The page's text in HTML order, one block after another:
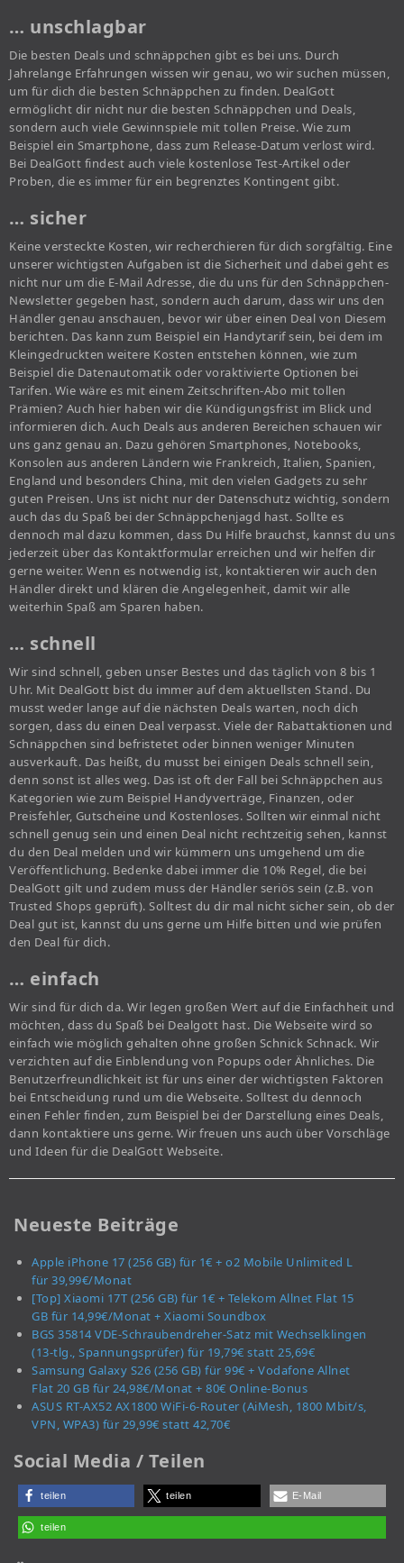
… unschlagbar
Die besten Deals und schnäppchen gibt es bei uns. Durch
Jahrelange Erfahrungen wissen wir genau, wo wir suchen müssen,
um für dich die besten Schnäppchen zu finden. DealGott
ermöglicht dir nicht nur die besten Schnäppchen und Deals,
sondern auch viele Gewinnspiele mit tollen Preise. Wie zum
Beispiel ein Smartphone, dass zum Release-Datum verlost wird.
Bei DealGott findest auch viele kostenlose Test-Artikel oder
Proben, die es immer für ein begrenztes Kontingent gibt.
… sicher
Keine versteckte Kosten, wir recherchieren für dich sorgfältig. Eine
unserer wichtigsten Aufgaben ist die Sicherheit und dabei geht es
nicht nur um die E-Mail Adresse, die du uns für den Schnäppchen-
Newsletter gegeben hast, sondern auch darum, dass wir uns den
Händler genau anschauen, bevor wir über einen Deal von Diesem
berichten. Das kann zum Beispiel ein Handytarif sein, bei dem im
Kleingedruckten weitere Kosten entstehen können, wie zum
Beispiel die Datenautomatik oder voraktivierte Optionen bei
Tarifen. Wie wäre es mit einem Zeitschriften-Abo mit tollen
Prämien? Auch hier haben wir die Kündigungsfrist im Blick und
informieren dich. Auch Deals aus anderen Bereichen schauen wir
uns ganz genau an. Dazu gehören Smartphones, Notebooks,
Konsolen aus anderen Ländern wie Frankreich, Italien, Spanien,
England und besonders China, mit den vielen Gadgets zu sehr
guten Preisen. Uns ist nicht nur der Datenschutz wichtig, sondern
auch das du Spaß bei der Schnäppchenjagd hast. Sollte es
dennoch mal dazu kommen, dass Du Hilfe brauchst, kannst du uns
jederzeit über das Kontaktformular erreichen und wir helfen dir
gerne weiter. Wenn es notwendig ist, kontaktieren wir auch den
Händler direkt und klären die Angelegenheit, damit wir alle
weiterhin Spaß am Sparen haben.
… schnell
Wir sind schnell, geben unser Bestes und das täglich von 8 bis 1
Uhr. Mit DealGott bist du immer auf dem aktuellsten Stand. Du
musst weder lange auf die nächsten Deals warten, noch dich
sorgen, dass du einen Deal verpasst. Viele der Rabattaktionen und
Schnäppchen sind befristetet oder binnen weniger Minuten
ausverkauft. Das heißt, du musst bei einigen Deals schnell sein,
denn sonst ist alles weg. Das ist oft der Fall bei Schnäppchen aus
Kategorien wie zum Beispiel Handyverträge, Finanzen, oder
Preisfehler, Gutscheine und Kostenloses. Sollten wir einmal nicht
schnell genug sein und einen Deal nicht rechtzeitig sehen, kannst
du den Deal melden und wir kümmern uns umgehend um die
Veröffentlichung. Bedenke dabei immer die 10% Regel, die bei
DealGott gilt und zudem muss der Händler seriös sein (z.B. von
Trusted Shops geprüft). Solltest du dir mal nicht sicher sein, ob der
Deal gut ist, kannst du uns gerne um Hilfe bitten und wie prüfen
den Deal für dich.
… einfach
Wir sind für dich da. Wir legen großen Wert auf die Einfachheit und
möchten, dass du Spaß bei Dealgott hast. Die Webseite wird so
einfach wie möglich gehalten ohne großen Schnick Schnack. Wir
verzichten auf die Einblendung von Popups oder Ähnliches. Die
Benutzerfreundlichkeit ist für uns einer der wichtigsten Faktoren
bei Entscheidung rund um die Webseite. Solltest du dennoch
einen Fehler finden, zum Beispiel bei der Darstellung eines Deals,
dann kontaktiere uns gerne. Wir freuen uns auch über Vorschläge
und Ideen für die DealGott Webseite.
Neueste Beiträge
Apple iPhone 17 (256 GB) für 1€ + o2 Mobile Unlimited L
für 39,99€/Monat
[Top] Xiaomi 17T (256 GB) für 1€ + Telekom Allnet Flat 15
GB für 14,99€/Monat + Xiaomi Soundbox
BGS 35814 VDE-Schraubendreher-Satz mit Wechselklingen
(13-tlg., Spannungsprüfer) für 19,79€ statt 25,69€
Samsung Galaxy S26 (256 GB) für 99€ + Vodafone Allnet
Flat 20 GB für 24,98€/Monat + 80€ Online-Bonus
ASUS RT-AX52 AX1800 WiFi-6-Router (AiMesh, 1800 Mbit/s,
VPN, WPA3) für 29,99€ statt 42,70€
Social Media / Teilen
teilen teilen E-Mail
teilen